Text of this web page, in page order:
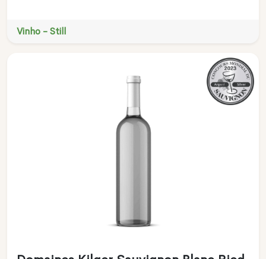
Vinho - Still